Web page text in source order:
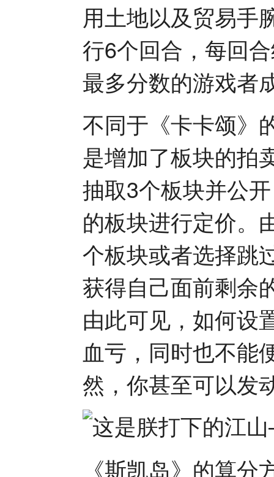
用土地以及贸易手
行6个回合，每回
最多分数的游戏者
不同于《卡卡颂》
是增加了板块的拍
抽取3个板块并公
的板块进行定价。
个板块或者选择跳
获得自己面前剩余
由此可见，如何设
血亏，同时也不能
然，你甚至可以发
《斯凯岛》的算